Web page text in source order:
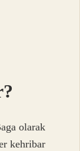
olarak
kehribar